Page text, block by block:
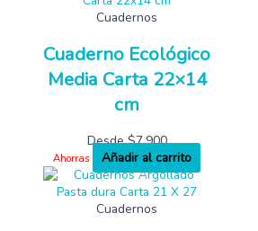
Cuadernos
Cuaderno Ecológico
Media Carta 22×14
cm
Desde$7,900
Ahorras Añadir al carrito
Cuadernos